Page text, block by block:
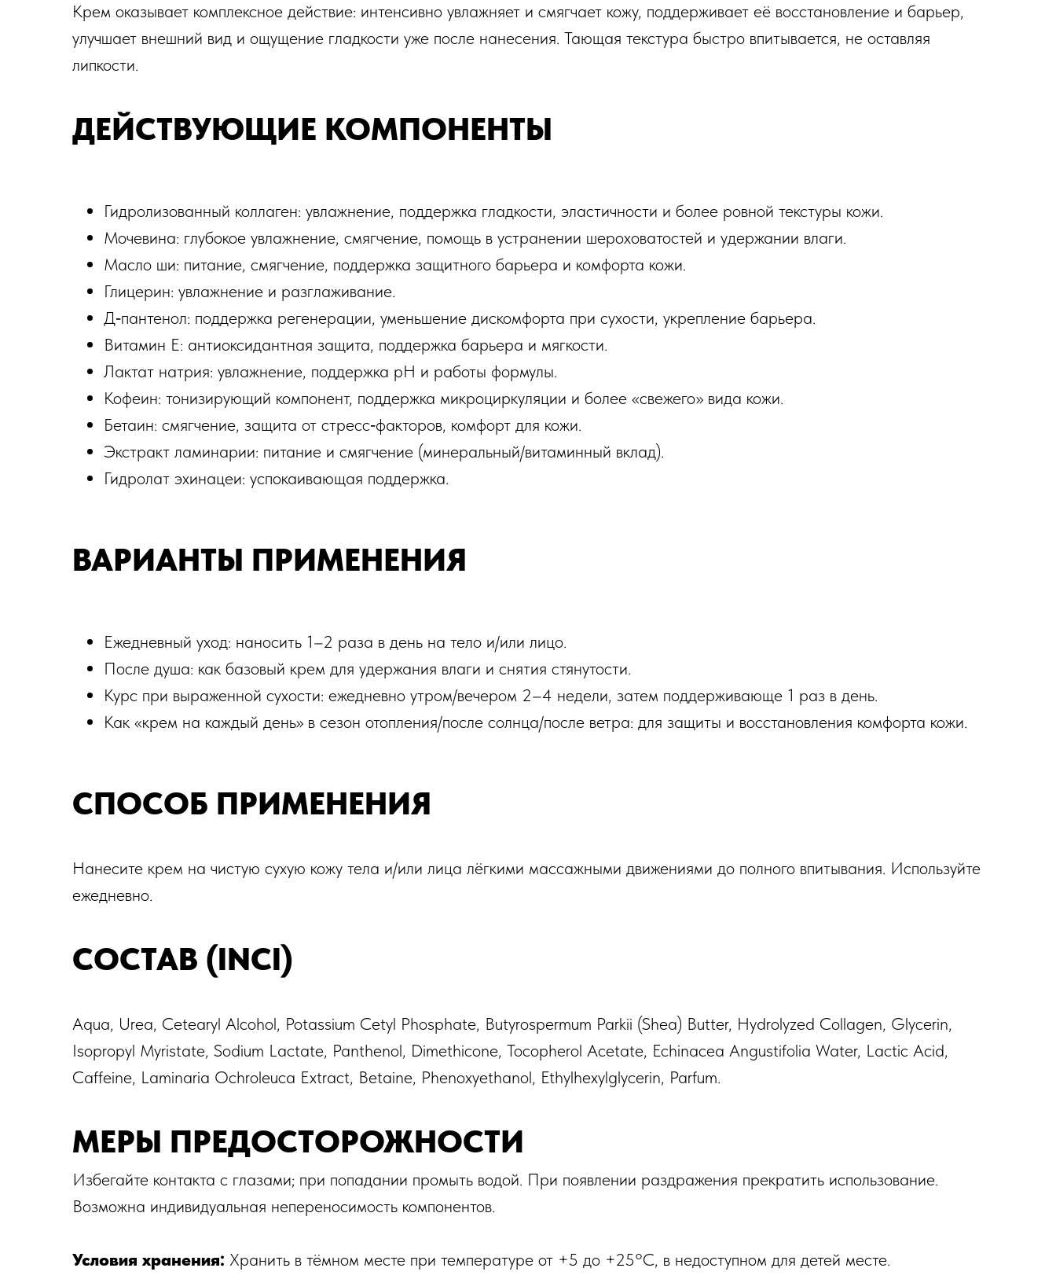
Крем оказывает комплексное действие: интенсивно увлажняет и смягчает кожу, поддерживает её восстановление и барьер,
улучшает внешний вид и ощущение гладкости уже после нанесения. Тающая текстура быстро впитывается, не оставляя
липкости.
ДЕЙСТВУЮЩИЕ КОМПОНЕНТЫ
Гидролизованный коллаген: увлажнение, поддержка гладкости, эластичности и более ровной текстуры кожи.
Мочевина: глубокое увлажнение, смягчение, помощь в устранении шероховатостей и удержании влаги.
Масло ши: питание, смягчение, поддержка защитного барьера и комфорта кожи.
Глицерин: увлажнение и разглаживание.
Д‑пантенол: поддержка регенерации, уменьшение дискомфорта при сухости, укрепление барьера.
Витамин Е: антиоксидантная защита, поддержка барьера и мягкости.
Лактат натрия: увлажнение, поддержка pH и работы формулы.
Кофеин: тонизирующий компонент, поддержка микроциркуляции и более «свежего» вида кожи.
Бетаин: смягчение, защита от стресс‑факторов, комфорт для кожи.
Экстракт ламинарии: питание и смягчение (минеральный/витаминный вклад).
Гидролат эхинацеи: успокаивающая поддержка.
ВАРИАНТЫ ПРИМЕНЕНИЯ
Ежедневный уход: наносить 1–2 раза в день на тело и/или лицо.
После душа: как базовый крем для удержания влаги и снятия стянутости.
Курс при выраженной сухости: ежедневно утром/вечером 2–4 недели, затем поддерживающе 1 раз в день.
Как «крем на каждый день» в сезон отопления/после солнца/после ветра: для защиты и восстановления комфорта кожи.
СПОСОБ ПРИМЕНЕНИЯ
Нанесите крем на чистую сухую кожу тела и/или лица лёгкими массажными движениями до полного впитывания. Используйте
ежедневно.
СОСТАВ (INCI)
Aqua, Urea, Cetearyl Alcohol, Potassium Cetyl Phosphate, Butyrospermum Parkii (Shea) Butter, Hydrolyzed Collagen, Glycerin,
Isopropyl Myristate, Sodium Lactate, Panthenol, Dimethicone, Tocopherol Acetate, Echinacea Angustifolia Water, Lactic Acid,
Caffeine, Laminaria Ochroleuca Extract, Betaine, Phenoxyethanol, Ethylhexylglycerin, Parfum.
МЕРЫ ПРЕДОСТОРОЖНОСТИ
Избегайте контакта с глазами; при попадании промыть водой. При появлении раздражения прекратить использование.
Возможна индивидуальная непереносимость компонентов.
Условия хранения: Хранить в тёмном месте при температуре от +5 до +25°С, в недоступном для детей месте.